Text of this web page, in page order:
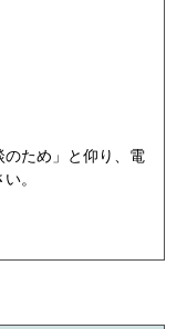
のため」と仰り、電
。